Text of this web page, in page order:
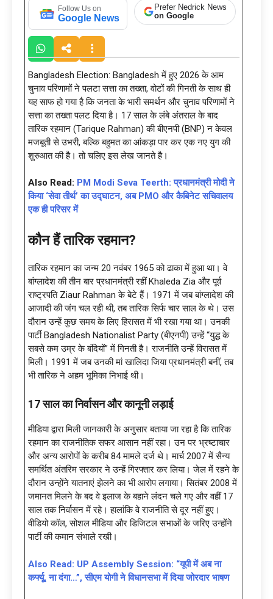
Follow Us on
Google News
Prefer Nedrick News
on Google
Bangladesh Election: Bangladesh में हुए 2026 के आम
चुनाव परिणामों ने पलटा सत्ता का तख्ता, वोटों की गिनती के साथ ही
यह साफ हो गया है कि जनता के भारी समर्थन और चुनाव परिणामों ने
सत्ता का तख्ता पलट दिया है। 17 साल के लंबे अंतराल के बाद
तारिक रहमान (Tarique Rahman) की बीएनपी (BNP) न केवल
मजबूती से उभरी, बल्कि बहुमत का आंकड़ा पार कर एक नए युग की
शुरुआत की है। तो चलिए इस लेख जानते है।
Also Read: PM Modi Seva Teerth: प्रधानमंत्री मोदी ने
किया ‘सेवा तीर्थ’ का उद्घाटन, अब PMO और कैबिनेट सचिवालय
एक ही परिसर में
कौन हैं तारिक रहमान?
तारिक रहमान का जन्म 20 नवंबर 1965 को ढाका में हुआ था। वे
बांग्लादेश की तीन बार प्रधानमंत्री रहीं Khaleda Zia और पूर्व
राष्ट्रपति Ziaur Rahman के बेटे हैं। 1971 में जब बांग्लादेश की
आजादी की जंग चल रही थी, तब तारिक सिर्फ चार साल के थे। उस
दौरान उन्हें कुछ समय के लिए हिरासत में भी रखा गया था। उनकी
पार्टी Bangladesh Nationalist Party (बीएनपी) उन्हें “युद्ध के
सबसे कम उम्र के बंदियों” में गिनती है। राजनीति उन्हें विरासत में
मिली। 1991 में जब उनकी मां खालिदा जिया प्रधानमंत्री बनीं, तब
भी तारिक ने अहम भूमिका निभाई थी।
17 साल का निर्वासन और कानूनी लड़ाई
मीडिया द्वारा मिली जानकारी के अनुसार बताया जा रहा है कि तारिक
रहमान का राजनीतिक सफर आसान नहीं रहा। उन पर भ्रष्टाचार
और अन्य आरोपों के करीब 84 मामले दर्ज थे। मार्च 2007 में सैन्य
समर्थित अंतरिम सरकार ने उन्हें गिरफ्तार कर लिया। जेल में रहने के
दौरान उन्होंने यातनाएं झेलने का भी आरोप लगाया। सितंबर 2008 में
जमानत मिलने के बद वे इलाज के बहाने लंदन चले गए और वहीं 17
साल तक निर्वासन में रहे। हालांकि वे राजनीति से दूर नहीं हुए।
वीडियो कॉल, सोशल मीडिया और डिजिटल सभाओं के जरिए उन्होंने
पार्टी की कमान संभाले रखी।
Also Read: UP Assembly Session: “यूपी में अब ना
कर्फ्यू, ना दंगा…”, सीएम योगी ने विधानसभा में दिया जोरदार भाषण